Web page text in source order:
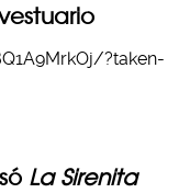
?taken-
La Sirenita